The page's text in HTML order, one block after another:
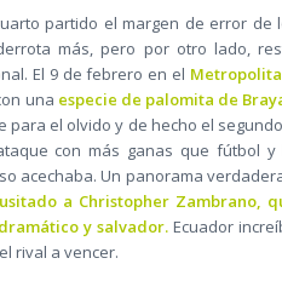
partido el margen de error
más, pero por otro lado,
El 9 de febrero en el
una especie de palomita de
para el olvido y de hecho el
con más ganas que fútbol
acechaba. Un panorama
a Christopher Zambrano,
y salvador.Ecuador
rival a vencer.